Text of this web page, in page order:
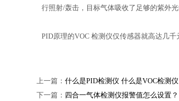
行照射/轰击，目标气体吸收了足够的紫外
PID原理的VOC 检测仪仅传感器就高达几
上一篇： 什么是PID检测仪 什么是VOC检测
下一篇： 四合一气体检测仪报警值怎么设置？